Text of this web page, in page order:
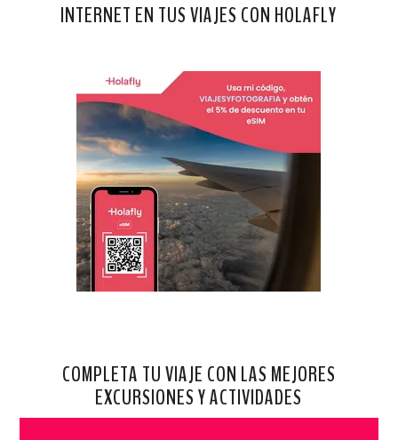
INTERNET EN TUS VIAJES CON HOLAFLY
COMPLETA TU VIAJE CON LAS MEJORES
EXCURSIONES Y ACTIVIDADES